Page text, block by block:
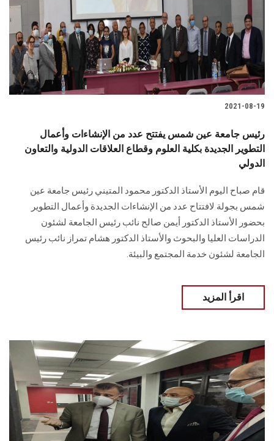
2021-08-19
رئيس جامعة عين شمس يفتتح عدد من الإنشاءات وأعمال
التطوير الجديدة بكلية العلوم وقطاع العلاقات الدولية والتعاون
الدولي
قام صباح اليوم الأستاذ الدكتور محمود المتيني رئيس جامعة عين
شمس بجولة لافتتاح عدد من الإنشاءات الجديدة وأعمال التطوير
بحضور الأستاذ الدكتور أيمن صالح نائب رئيس الجامعة لشئون
الدراسات العليا والبحوث والأستاذ الدكتور هشام تمراز نائب رئيس
الجامعة لشئون خدمة المجتمع والبيئة.
اقرأ المزيد